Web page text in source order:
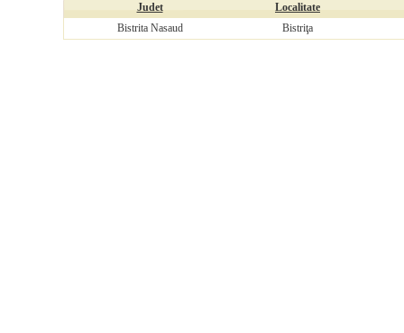
Judet
Localitate
Bistrita Nasaud
Bistriţa